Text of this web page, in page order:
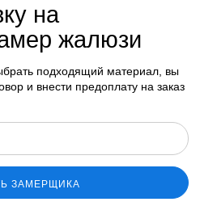
на
жалюзи
подходящий материал, вы
и внести предоплату на заказ
ЗАМЕРЩИКА